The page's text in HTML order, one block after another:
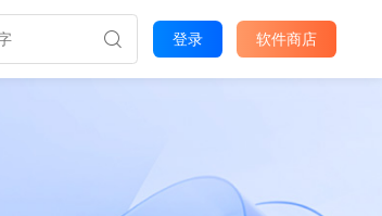
登录 软件商店